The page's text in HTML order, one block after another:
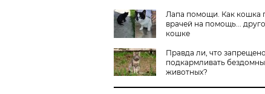
Лапа помощи. Как кошка
врачей на помощь...
кошке
Правда ли, что запрещено
подкармливать
животных?